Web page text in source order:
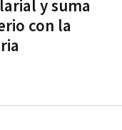
y suma
con la